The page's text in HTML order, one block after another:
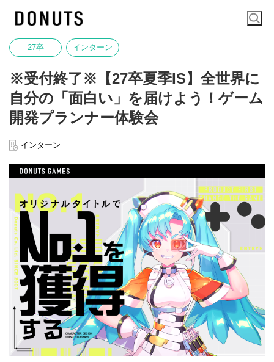
27卒 インターン
※受付終了※【27卒夏季IS】全世界に
自分の「面白い」を届けよう！ゲーム
開発プランナー体験会
インターン